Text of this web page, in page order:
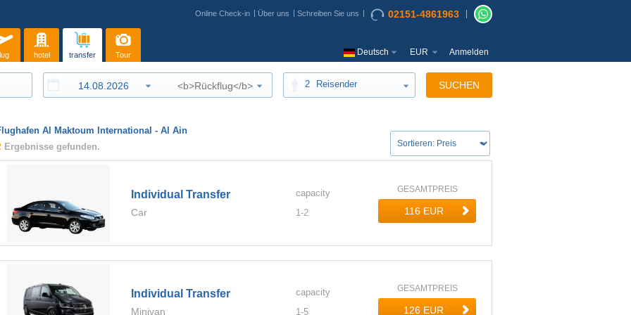
Online Check-in Über uns Schreiben Sie uns 02151-4861963
hotel transfer Tour Deutsch EUR Anmelden
2 Reisender SUCHEN
Al Maktoum International - Al Ain
Ergebnisse gefunden.
Individual Transfer
Car
capacity
1-2
GESAMTPREIS
Individual Transfer
Minivan
capacity
1-5
GESAMTPREIS